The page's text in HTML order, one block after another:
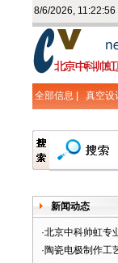
8/6/2026, 11:22:57
全部信息 | 真空设
新闻动态
·北京中科帅虹专
·陶瓷电极制作工